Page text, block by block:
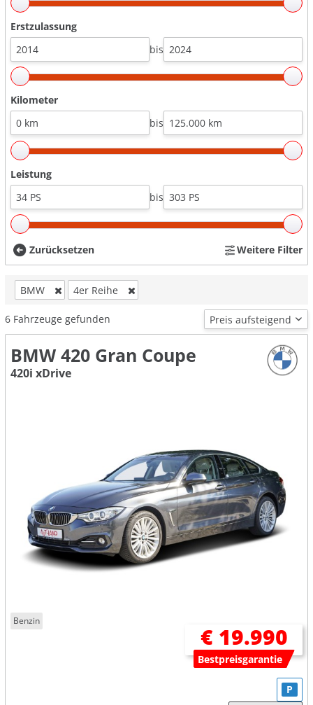
Erstzulassung
bis
Kilometer
bis
Leistung
bis
Zurücksetzen Weitere Filter
BMW 4er Reihe
6 Fahrzeuge gefunden
BMW 420 Gran Coupe
420i xDrive
Benzin
€ 19.990
Bestpreisgarantie
P